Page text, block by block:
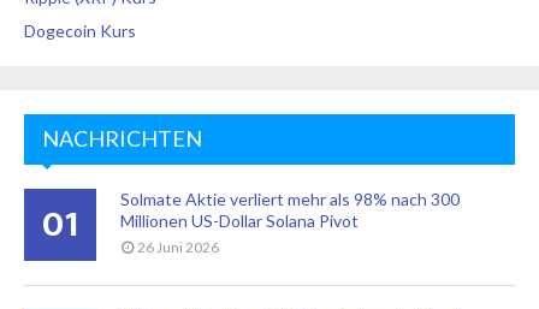
Dogecoin Kurs
NACHRICHTEN
01
Solmate Aktie verliert mehr als 98% nach 300
Millionen US-Dollar Solana Pivot
26 Juni 2026